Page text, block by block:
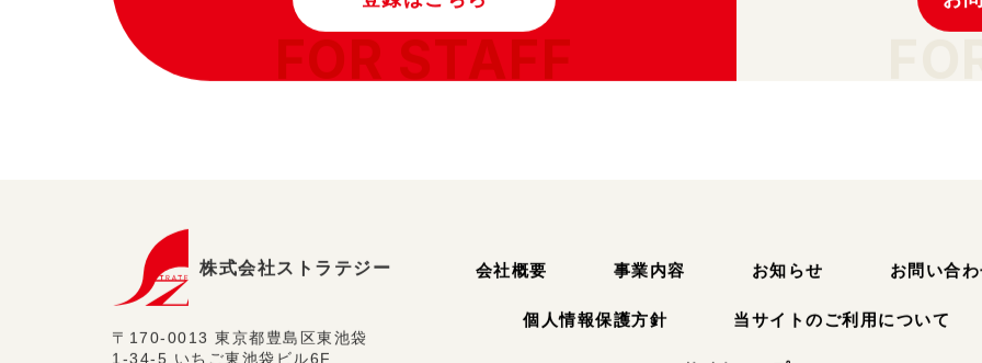
登録はこちら
FOR STAFF
お
株式会社ストラテジー
〒170-0013 東京都豊島区東池袋
会社概要 事業内容 お知らせ お問い合
個人情報保護方針 当サイトのご利用について